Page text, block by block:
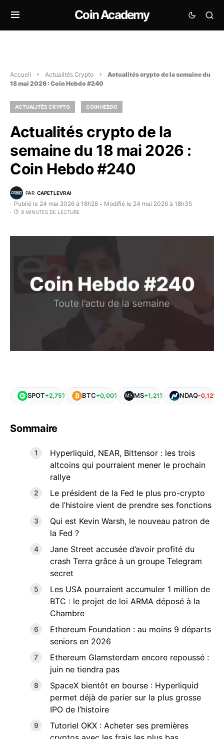
Coin Academy
Accueil Actualités Crypto
Actualités crypto de la semaine du
18 mai 2026 : Coin Hebdo #240
ACTUALITÉS CRYPTO COIN HEBDO
Actualités crypto de la
semaine du 18 mai 2026 :
Coin Hebdo #240
PAR CAPETLEVRAI
Publié le 24 mai 2026 à 18h28 • Modifié le 24 mai 2026 à 18h35
9 MINUTES DE LECTURE
SPOT+2,75% BTC+0,00% MS+1,21% NDAQ-0,12%
Sommaire
Hyperliquid, NEAR, Bittensor : les trois
altcoins qui pourraient mener le prochain
rallye
Le président de la Fed le plus pro-crypto
de l’histoire vient de prendre ses fonctions
Qui est Kevin Warsh, le nouveau patron de
la Fed ?
Jane Street accusée d’avoir profité du
crash Terra grâce à un groupe Telegram
secret
Les USA pourraient accumuler 1 million de
BTC : le projet de loi ARMA déposé à la
Chambre
Ethereum Foundation : au moins 9 départs
seniors en 2026
Ethereum Glamsterdam encore repoussé :
juin ne tiendra pas
SpaceX bientôt en bourse : Hyperliquid
permet déjà de parier sur la plus grosse
IPO de l’histoire
Tutoriel OKX : Acheter ses premières